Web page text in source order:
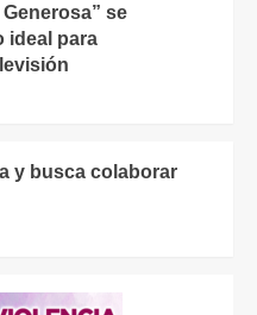
se
ideal para
y busca colaborar